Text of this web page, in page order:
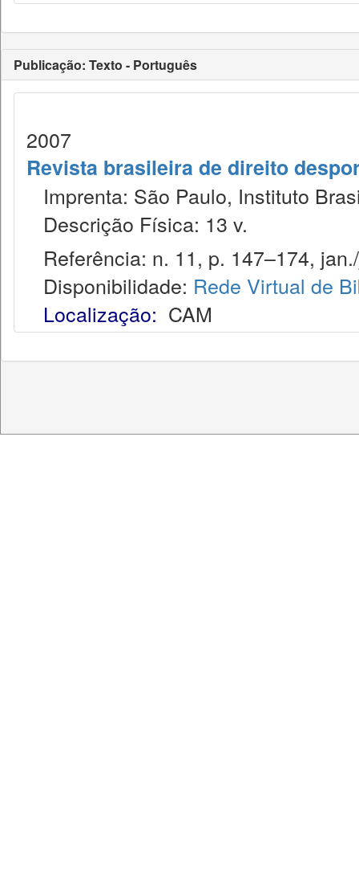
Publicação: Texto - Português
2007
Revista brasileira de direito
Imprenta: São Paulo, Instituto
Descrição Física: 13 v.
Referência: n. 11, p. 147–174,
Disponibilidade: Rede Virtual de
Localização: CAM